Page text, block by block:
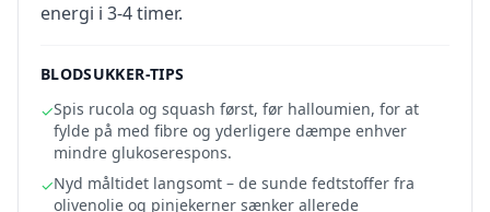
energi i 3-4 timer.
BLODSUKKER-TIPS
✓Spis rucola og squash først, før halloumien, for at
fylde på med fibre og yderligere dæmpe enhver
mindre glukoserespons.
✓Nyd måltidet langsomt – de sunde fedtstoffer fra
olivenolie og pinjekerner sænker allerede